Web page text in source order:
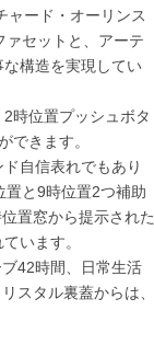
ャード・オーリンス
セットと、アーテ
構造を実現してい
時位置プッシュボタ
できます。
自信表れでもあり
置と9時位置2つ補助
置窓から提示された
います。
42時間、日常生活
スタル裏蓋からは、